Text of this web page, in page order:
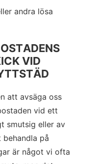
andra lösa
VID
att avsäga oss
vid ett
smutsig eller av
behandla på
är något vi ofta